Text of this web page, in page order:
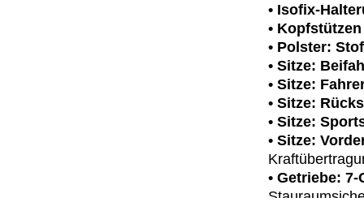
• Isofix-
•
• Polster:
• Sitze:
• Sitze:
• Sitze:
• Sitze:
• Sitze:
• Getriebe: